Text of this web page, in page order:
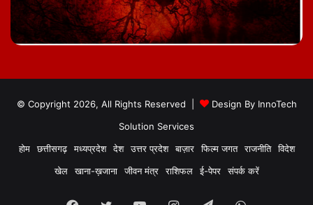
© Copyright 2026, All Rights Reserved | Design By InnoTech
Solution Services
होम
छत्तीसगढ़ मध्यप्रदेश देश उत्तर प्रदेश बाज़ार फिल्म जगत राजनीति
विदेश
खेल
खाना-ख़जाना जीवन मंत्र राशिफल ई-पेपर संपर्क करें